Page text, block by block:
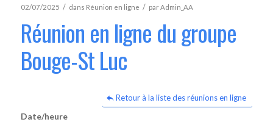
02/07/2025 / dans Réunion en ligne / parAdmin_AA
Réunion en ligne du groupe
Bouge-St Luc
Retour à la liste des réunions en ligne
Date/heure